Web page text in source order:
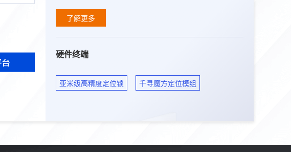
了解更多
硬件终端
亚米级高精度定位锁 千寻魔方定位模组